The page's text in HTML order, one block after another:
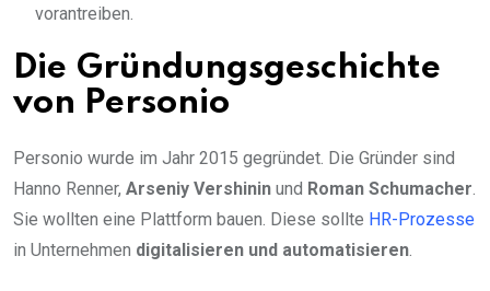
vorantreiben.
Die Gründungsgeschichte
von Personio
Personio wurde im Jahr 2015 gegründet. Die Gründer sind
Hanno Renner, Arseniy Vershinin und Roman Schumacher.
Sie wollten eine Plattform bauen. Diese sollte HR-Prozesse
in Unternehmen digitalisieren und automatisieren.